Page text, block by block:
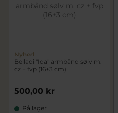
Nyhed
Belladi "Ida" armbånd sølv m.
cz + fvp (16+3 cm)
500,00 kr
På lager